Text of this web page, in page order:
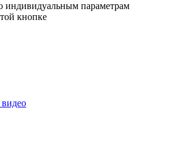
индивидуальным параметрам
кнопке